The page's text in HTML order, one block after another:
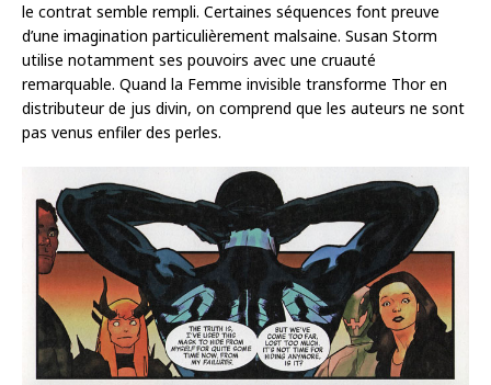
le contrat semble rempli. Certaines séquences font preuve
d’une imagination particulièrement malsaine. Susan Storm
utilise notamment ses pouvoirs avec une cruauté
remarquable. Quand la Femme invisible transforme Thor en
distributeur de jus divin, on comprend que les auteurs ne sont
pas venus enfiler des perles.